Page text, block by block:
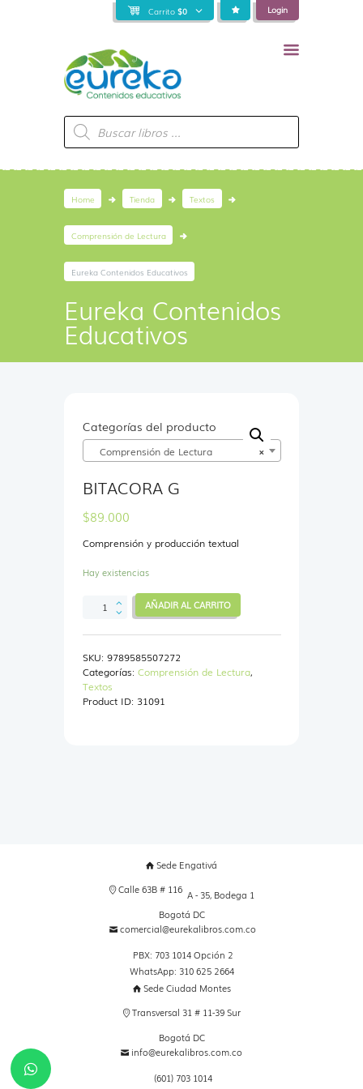
Carrito $0 Login
Búsqueda
de
productos
Home Tienda Textos
Comprensión de Lectura
Eureka Contenidos Educativos
Eureka Contenidos
Educativos
Categorías del producto
×
Comprensión de Lectura
BITACORA G
$89.000
Comprensión y producción textual
Hay existencias
BITACORA
cantidad
AÑADIR AL CARRITO
SKU: 9789585507272
Categorías: Comprensión de Lectura,
Textos
Product ID: 31091
Sede Engativá
Calle 63B # 116 A - 35, Bodega 1
Bogotá DC
comercial@eurekalibros.com.co
PBX: 703 1014 Opción 2
WhatsApp: 310 625 2664
Sede Ciudad Montes
Transversal 31 # 11-39 Sur
Bogotá DC
info@eurekalibros.com.co
(601) 703 1014